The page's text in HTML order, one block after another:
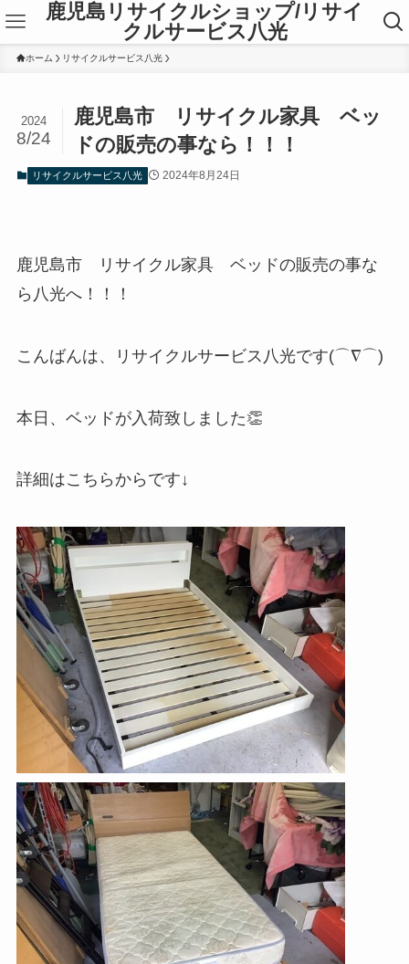
鹿児島リサイクルショップ/リサイ
クルサービス八光
ホーム リサイクルサービス八光
鹿児島市 リサイクル家具 ベッ
ドの販売の事なら！！！
2024
8/24
リサイクルサービス八光 2024年8月24日
鹿児島市 リサイクル家具 ベッドの販売の事な
ら八光へ！！！
こんばんは、リサイクルサービス八光です(⌒∇⌒)
本日、ベッドが入荷致しました👏
詳細はこちらからです↓